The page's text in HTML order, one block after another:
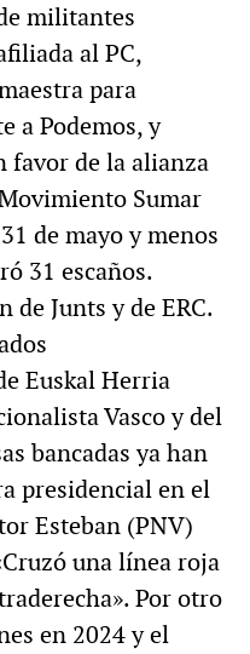
militantes
al PC,
para
a Podemos, y
favor de la alianza
Sumar
de mayo y menos
31 escaños.
de Junts y de ERC.
Euskal Herria
Vasco y del
bancadas ya han
presidencial en el
Esteban (PNV)
una línea roja
Por otro
en 2024 y el